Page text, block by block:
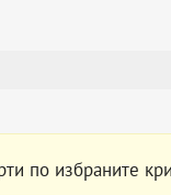
по избраните